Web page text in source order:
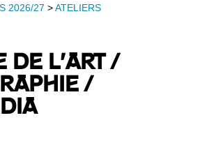
2026/27 >ATELIERS
DE L’ART /
/